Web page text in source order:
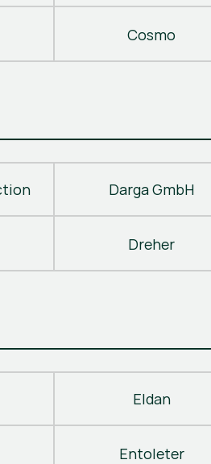
Cosmo
Darga GmbH
Dreher
Eldan
Entoleter